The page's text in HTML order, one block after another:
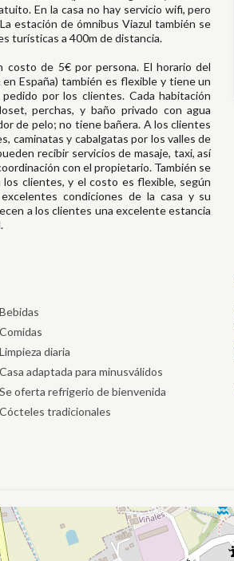
En la casa no hay servicio wifi, pero
estación de ómnibus Viazul también se
turísticas a 400m de distancia.
de 5€ por persona. El horario del
en España) también es flexible y tiene un
por los clientes. Cada habitación
perchas, y baño privado con agua
de pelo; no tiene bañera. A los clientes
caminatas y cabalgatas por los valles de
recibir servicios de masaje, taxi, así
con el propietario. También se
clientes, y el costo es flexible, según
condiciones de la casa y su
a los clientes una excelente estancia
Bebidas
Comidas
Limpieza diaria
Casa adaptada para minusválidos
Se oferta refrigerio de bienvenida
Cócteles tradicionales